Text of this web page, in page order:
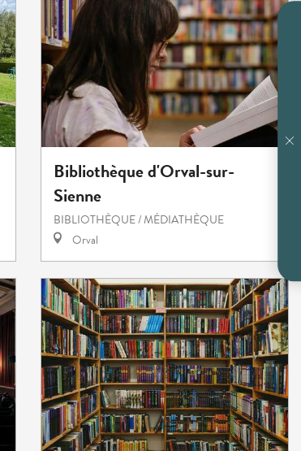
Bibliothèque d'Orval-sur-
Sienne
BIBLIOTHÈQUE / MÉDIATHÈQUE
Orval